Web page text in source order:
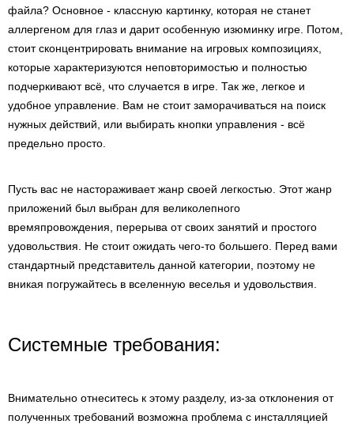
файла? Основное - классную картинку, которая не станет
аллергеном для глаз и дарит особенную изюминку игре. Потом,
стоит сконцентрировать внимание на игровых композициях,
которые характеризуются неповторимостью и полностью
подчеркивают всё, что случается в игре. Так же, легкое и
удобное управление. Вам не стоит заморачиваться на поиск
нужных действий, или выбирать кнопки управления - всё
предельно просто.
Пусть вас не настораживает жанр своей легкостью. Этот жанр
приложений был выбран для великолепного
времяпровождения, перерыва от своих занятий и простого
удовольствия. Не стоит ожидать чего-то большего. Перед вами
стандартный представитель данной категории, поэтому не
вникая погружайтесь в вселенную веселья и удовольствия.
Системные требования:
Внимательно отнеситесь к этому разделу, из-за отклонения от
полученных требований возможна проблема с инсталляцией